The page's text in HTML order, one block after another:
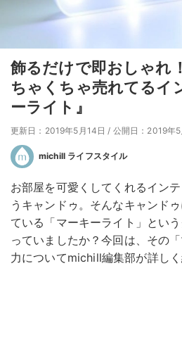
飾るだけで即おしゃれ
ちゃくちゃ売れてるイ
ーライト』
更新日：2019年5月14日 / 公開日：2019年5
michill ライフスタイル
お部屋を可愛くしてくれるイン
うキャンドゥ。そんなキャンド
ている「マーキーライト」とい
っていましたか？今回は、その
力についてmichill編集部が詳し